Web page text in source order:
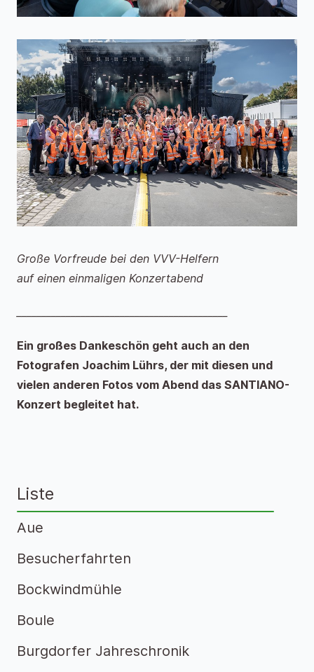
Große Vorfreude bei den VVV-Helfern
auf einen einmaligen Konzertabend
Ein großes Dankeschön geht auch an den
Fotografen Joachim Lührs, der mit diesen und
vielen anderen Fotos vom Abend das SANTIANO-
Konzert begleitet hat.
Liste
Aue
Besucherfahrten
Bockwindmühle
Boule
Burgdorfer Jahreschronik